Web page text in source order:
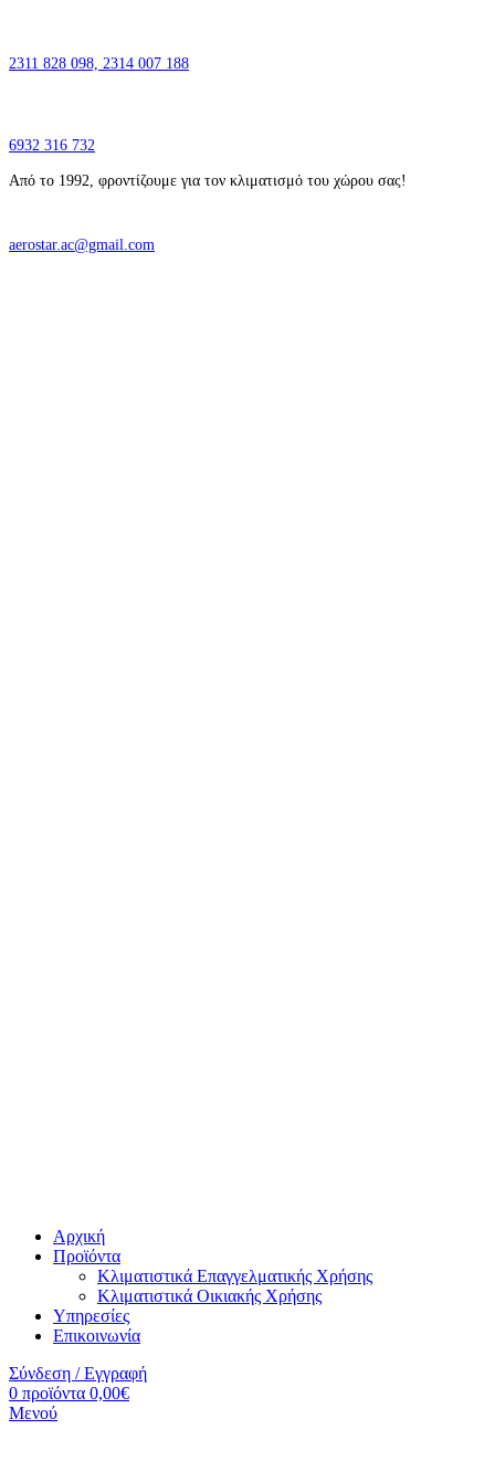
2311 828 098, 2314 007 188
6932 316 732
Από το 1992, φροντίζουμε για τον κλιματισμό του χώρου σας!
aerostar.ac@gmail.com
Αρχική
Προϊόντα
Κλιματιστικά Επαγγελματικής Χρήσης
Κλιματιστικά Οικιακής Χρήσης
Υπηρεσίες
Επικοινωνία
Σύνδεση / Εγγραφή
0 προϊόντα 0,00€
Μενού